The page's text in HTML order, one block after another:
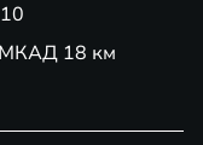
МКАД 18 км